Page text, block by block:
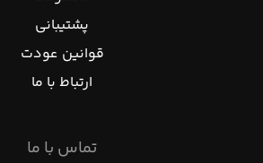
پشتیبانی
قوانین عودت
ارتباط با ما
تماس با ما